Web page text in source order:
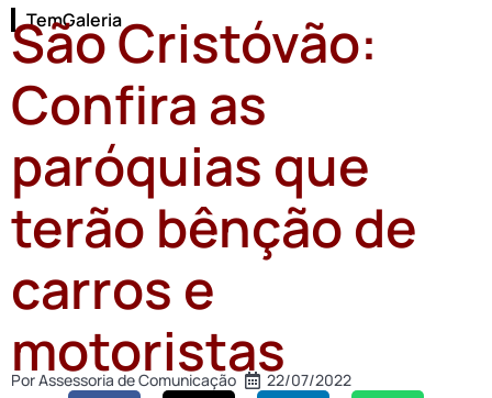
TemGaleria
São Cristóvão:
Confira as
paróquias que
terão bênção de
carros e
motoristas
PorAssessoria de Comunicação 22/07/2022